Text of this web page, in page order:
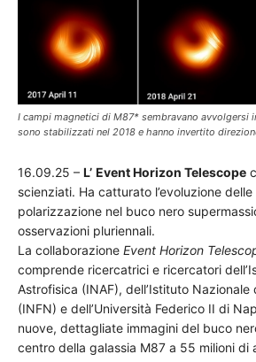
I campi magnetici di M87* sembravano avvolgersi
sono stabilizzati nel 2018 e hanno invertito
16.09.25 – L’ Event Horizon Telescope
scienziati. Ha catturato l’evoluzione
polarizzazione nel buco nero
osservazioni pluriennali.
La collaborazione Event Horizon
comprende ricercatrici e ricercatori
Astrofisica (INAF), dell’Istituto Nazionale
(INFN) e dell’Università Federico II di
nuove, dettagliate immagini del buco
centro della galassia M87 a 55 milioni di